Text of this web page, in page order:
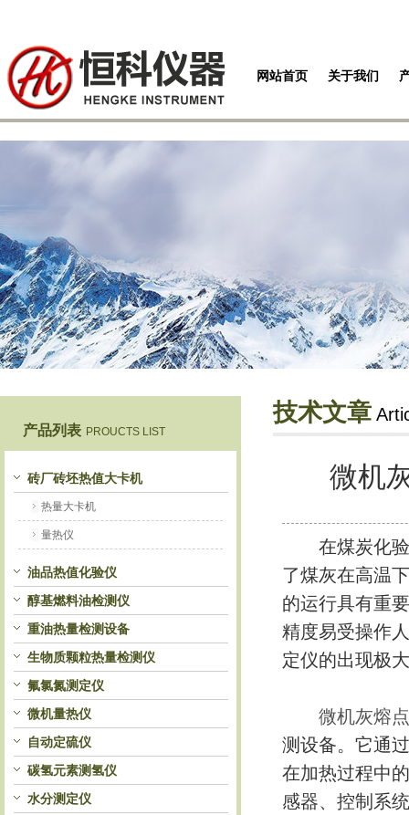
网站首页 关于我们
产品列表 PROUCTS LIST
砖厂砖坯热值大卡机
热量大卡机
量热仪
油品热值化验仪
醇基燃料油检测仪
重油热量检测设备
生物质颗粒热量检测仪
氟氯氮测定仪
微机量热仪
自动定硫仪
碳氢元素测氢仪
水分测定仪
技术文章
微机
在煤炭化验
了煤灰在高温
的运行具有重
精度易受操作
定仪的出现极
微机灰熔
测设备。它通
在加热过程中
感器、控制系